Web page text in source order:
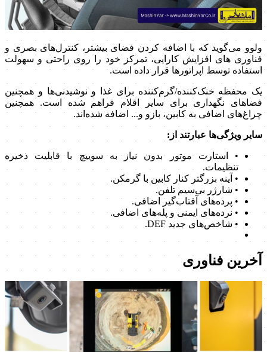
ولوو می‌گوید که با اضافه کردن فضای بیشتر، کنترل‌های بصری و
فناوری های افزایش کارایی، تمرکز خود را روی راحتی و سهولت
استفاده توسط اپراتورها قرار داده است.
یک محفظه خنک‌کننده/گرم‌کننده برای غذا و نوشیدنی‌ها و همچنین
فضاهای نگهداری برای سایر اقلام فراهم شده است. همچنین
چراغ‌های اضافی به کابین، بازو و... اضافه شده‌اند.
سایر ویژگی‌ها عبارتند از:
• استارت موتور بدون نیاز به سوییچ با قابلیت ذخیره
تنظیمات.
• آینه بزرگتر کنار کابین با گرمکن.
• شارژر بی‌سیم تلفن.
• پرده‌های آفتاب‌گیر اضافی.
• نرده‌های ایمنی و پله‌های اضافی.
• شاخص‌های جدید DEF.
آخرین فناوری